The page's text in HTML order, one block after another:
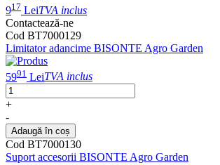
917 LeiTVA inclus
Contactează-ne
Cod BT7000129
Limitator adancime BISONTE Agro Garden
5991 LeiTVA inclus
+
-
Adaugă în coș
Cod BT7000130
Suport accesorii BISONTE Agro Garden